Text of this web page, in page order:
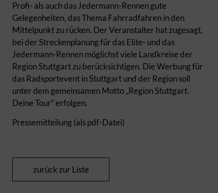
Profi- als auch das Jedermann-Rennen gute
Gelegenheiten, das Thema Fahrradfahren in den
Mittelpunkt zu rücken. Der Veranstalter hat zugesagt,
bei der Streckenplanung für das Elite- und das
Jedermann-Rennen möglichst viele Landkreise der
Region Stuttgart zu berücksichtigen. Die Werbung für
das Radsportevent in Stuttgart und der Region soll
unter dem gemeinsamen Motto „Region Stuttgart.
Deine Tour“ erfolgen.
Pressemitteilung (als pdf-Datei)
zurück zur Liste